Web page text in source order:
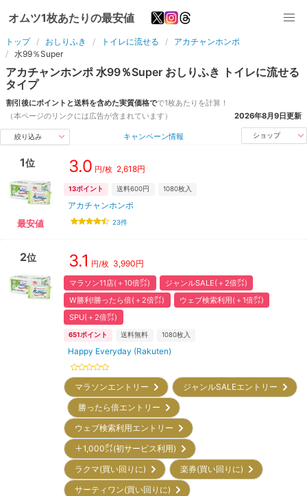
オムツ1枚あたりの最安値
トップ おしりふき トイレに流せる
アカチャンホンポ
水99％Super
アカチャンホンポ 水99％Super おしりふき トイレに流せる
タイプ
割引後にポイントと送料を含めた実質価格でで1枚あたりを計算！
（本ページのリンクには広告が含まれています）
2026年8月9日更新
絞り込み キャンペーン情報 ショップ
1位
最安値
3.0 円/枚 2,618円
13ポイント 送料600円 1080枚入
アカチャンホンポ
23件
2位 3.1 円/枚 3,990円
マラソン11店(＋10倍㌽)
ジャンルSALE(＋2倍㌽)
W勝利!勝ったら倍(＋2倍㌽)
ウェブ検索利用(＋1倍㌽)
SPU(＋2倍㌽)
651 ポイント 送料無料 1080枚入
Happy Everyday (Rakuten)
マラソンエントリー
ジャンルSALEエントリー
勝ったら倍エントリー
ウェブ検索利用エントリー
＋1,000㌽(初サービス利用)
ラクマ(買い回りに)
楽券(買い回りに)
サーティワン(買い回りに)